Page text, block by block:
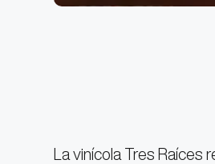
La vinícola Tres